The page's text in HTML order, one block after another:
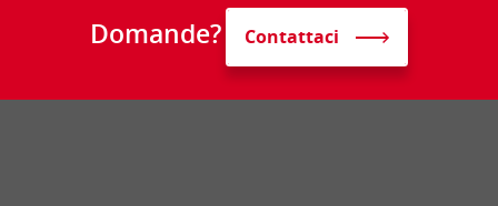
Domande? Contattaci